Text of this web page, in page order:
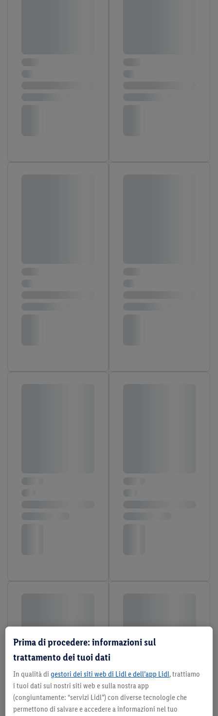
Prima di procedere: informazioni sul
trattamento dei tuoi dati
In qualità di gestori dei siti web di Lidl e dell’app Lidl, trattiamo
i tuoi dati sui nostri siti web e sulla nostra app
(congiuntamente: “servizi Lidl”) con diverse tecnologie che
permettono di salvare e accedere a informazioni nel tuo